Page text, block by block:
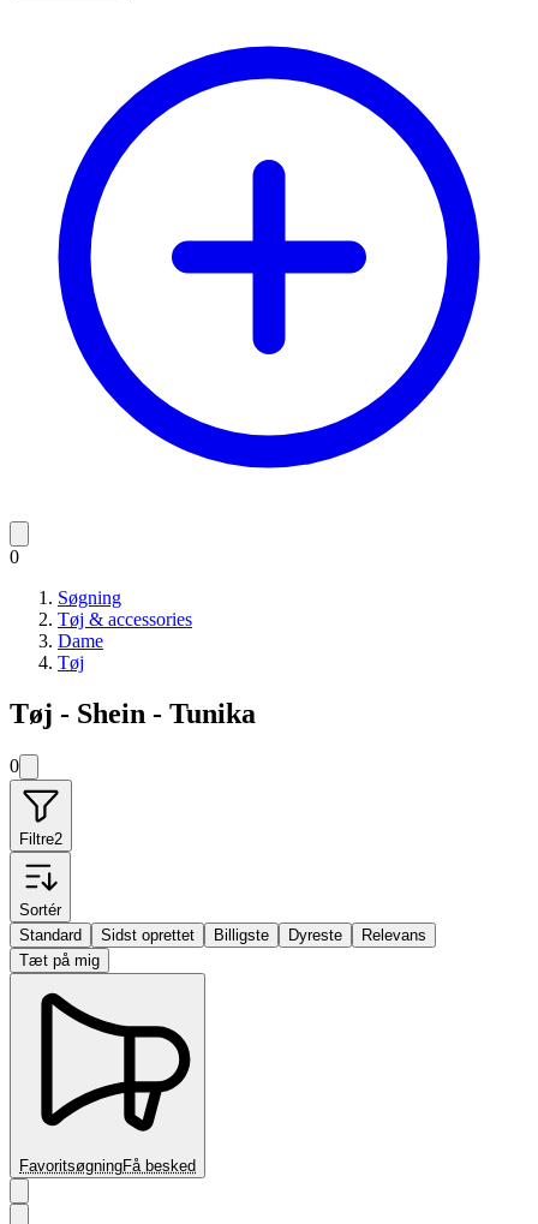
0
Søgning
Tøj & accessories
Dame
Tøj
Tøj - Shein - Tunika
0
Filtre2
Sortér
Standard
Sidst oprettet Billigste Dyreste
Relevans
Tæt på mig
FavoritsøgningFå besked